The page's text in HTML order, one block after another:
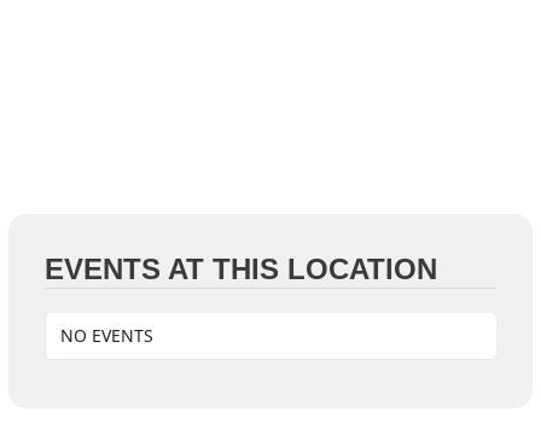
EVENTS AT THIS LOCATION
NO EVENTS